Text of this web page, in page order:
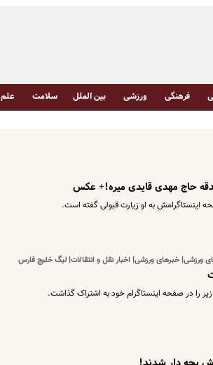
فرهنگی ورزشی بین الملل سلامت
حاج مهدی قایدی میره!+ عکس
به او زیارت قبولی گفته است.
ورزشی| خبرهای ورزشی| اخبار نقل و انتقالات| لیگ خلیج فارس
را در صفحه اینستاگرام خود به اشتراک گذاشت.